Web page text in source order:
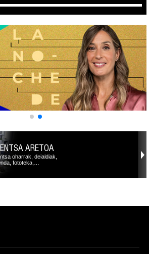
ARETOA
oharrak, deialdiak,
fototeka,…